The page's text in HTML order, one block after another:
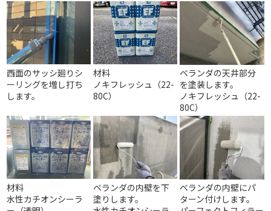
西面のサッシ廻りシ
ーリングを増し打ち
します。
材料
ノキフレッシュ（22-
80C）
ベランダの天井部分
を塗装します。
ノキフレッシュ（22-
80C）
材料
水性カチオンシーラ
ベランダの内壁を下
塗りします。
ベランダの内壁にパ
ターン付けします。